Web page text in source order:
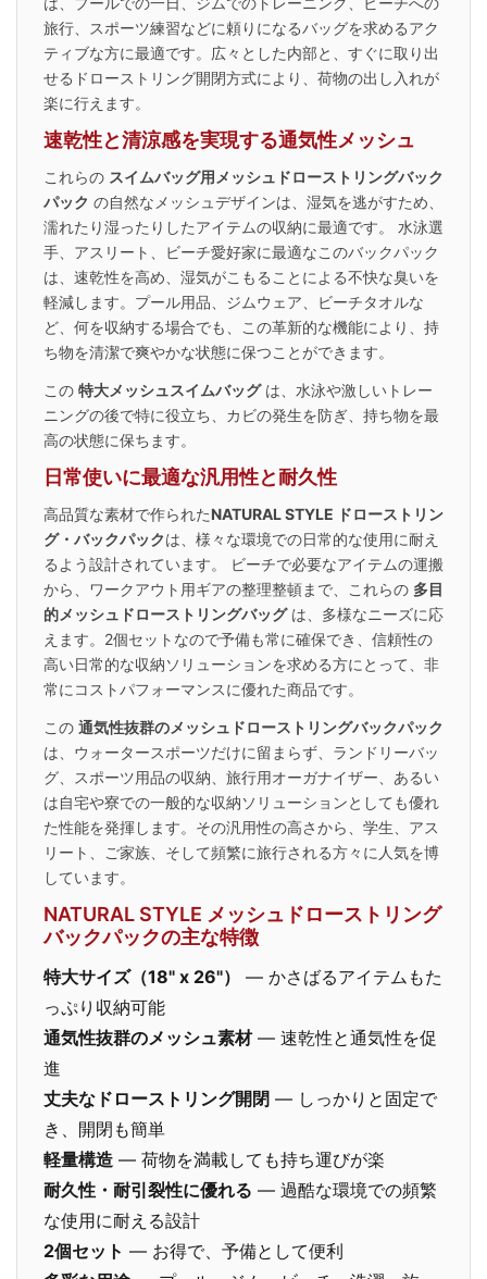
旅行、スポーツ練習などに頼りになるバッグを求めるアク
ティブな方に最適です。広々とした内部と、すぐに取り出
せるドローストリング開閉方式により、荷物の出し入れが
楽に行えます。
速乾性と清涼感を実現する通気性メッシュ
これらの スイムバッグ用メッシュドローストリングバック
パック の自然なメッシュデザインは、湿気を逃がすため、
濡れたり湿ったりしたアイテムの収納に最適です。 水泳選
手、アスリート、ビーチ愛好家に最適なこのバックパック
は、速乾性を高め、湿気がこもることによる不快な臭いを
軽減します。プール用品、ジムウェア、ビーチタオルな
ど、何を収納する場合でも、この革新的な機能により、持
ち物を清潔で爽やかな状態に保つことができます。
この 特大メッシュスイムバッグは、水泳や激しいトレー
ニングの後で特に役立ち、カビの発生を防ぎ、持ち物を最
高の状態に保ちます。
日常使いに最適な汎用性と耐久性
高品質な素材で作られたNATURAL STYLE ドローストリン
グ・バックパックは、様々な環境での日常的な使用に耐え
るよう設計されています。 ビーチで必要なアイテムの運搬
から、ワークアウト用ギアの整理整頓まで、これらの 多目
的メッシュドローストリングバッグは、多様なニーズに応
えます。2個セットなので予備も常に確保でき、信頼性の
高い日常的な収納ソリューションを求める方にとって、非
常にコストパフォーマンスに優れた商品です。
この 通気性抜群のメッシュドローストリングバックパック
は、ウォータースポーツだけに留まらず、ランドリーバッ
グ、スポーツ用品の収納、旅行用オーガナイザー、あるい
は自宅や寮での一般的な収納ソリューションとしても優れ
た性能を発揮します。その汎用性の高さから、学生、アス
リート、ご家族、そして頻繁に旅行される方々に人気を博
しています。
NATURAL STYLE メッシュドローストリング
バックパックの主な特徴
特大サイズ（18" x 26"）
— かさばるアイテムもた
っぷり収納可能
通気性抜群のメッシュ素材— 速乾性と通気性を促
進
丈夫なドローストリング開閉 — しっかりと固定で
き、開閉も簡単
軽量構造 — 荷物を満載しても持ち運びが楽
耐久性・耐引裂性に優れる — 過酷な環境での頻繁
な使用に耐える設計
2個セット — お得で、予備として便利